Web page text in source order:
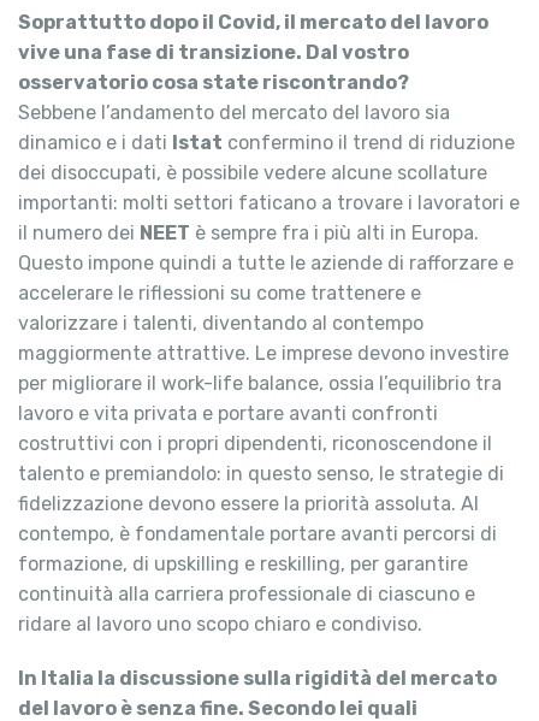
Soprattutto dopo il Covid, il mercato del lavoro
vive una fase di transizione. Dal vostro
osservatorio cosa state riscontrando?
Sebbene l’andamento del mercato del lavoro sia
dinamico e i dati Istat confermino il trend di riduzione
dei disoccupati, è possibile vedere alcune scollature
importanti: molti settori faticano a trovare i lavoratori e
il numero dei NEET è sempre fra i più alti in Europa.
Questo impone quindi a tutte le aziende di rafforzare e
accelerare le riflessioni su come trattenere e
valorizzare i talenti, diventando al contempo
maggiormente attrattive. Le imprese devono investire
per migliorare il work-life balance, ossia l’equilibrio tra
lavoro e vita privata e portare avanti confronti
costruttivi con i propri dipendenti, riconoscendone il
talento e premiandolo: in questo senso, le strategie di
fidelizzazione devono essere la priorità assoluta. Al
contempo, è fondamentale portare avanti percorsi di
formazione, di upskilling e reskilling, per garantire
continuità alla carriera professionale di ciascuno e
ridare al lavoro uno scopo chiaro e condiviso.
In Italia la discussione sulla rigidità del mercato
del lavoro è senza fine. Secondo lei quali